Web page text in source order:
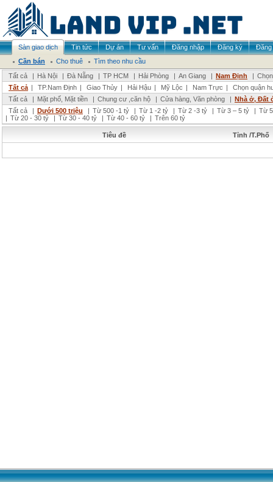
Sàn giao dịch Tin tức Dự án Tư vấn Đăng nhập Đăng ký
Đăng
Cần bán
Cho thuê
Tìm theo nhu cầu
Tất cả
| Hà Nội | Đà Nẵng | TP HCM | Hải Phòng | An Giang | Nam Định |
Tất cả | TP.Nam Định | Giao Thủy | Hải Hậu | Mỹ Lộc | Nam Trực |
Chọn quận
Tất cả
| Mặt phố, Mặt tiền | Chung cư ,căn hộ | Cửa hàng, Văn phòng | Nhà ở, Đất
Tất cả
| Dưới 500 triệu | Từ 500 -1 tỷ | Từ 1 -2 tỷ | Từ 2 -3 tỷ | Từ 3 – 5 tỷ | Từ
| Từ 20 - 30 tỷ | Từ 30 - 40 tỷ | Từ 40 - 60 tỷ | Trên 60 tỷ
Tiêu đề Tỉnh /T.Phố